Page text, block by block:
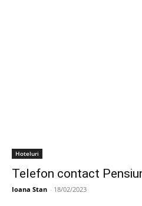
Hoteluri
Telefon contact
Ioana Stan - 18/02/2023